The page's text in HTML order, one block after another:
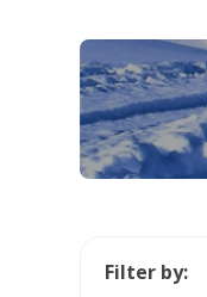
Filter by: